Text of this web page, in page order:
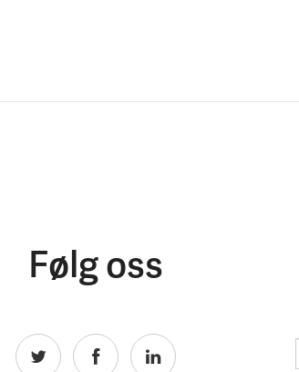
Følg oss